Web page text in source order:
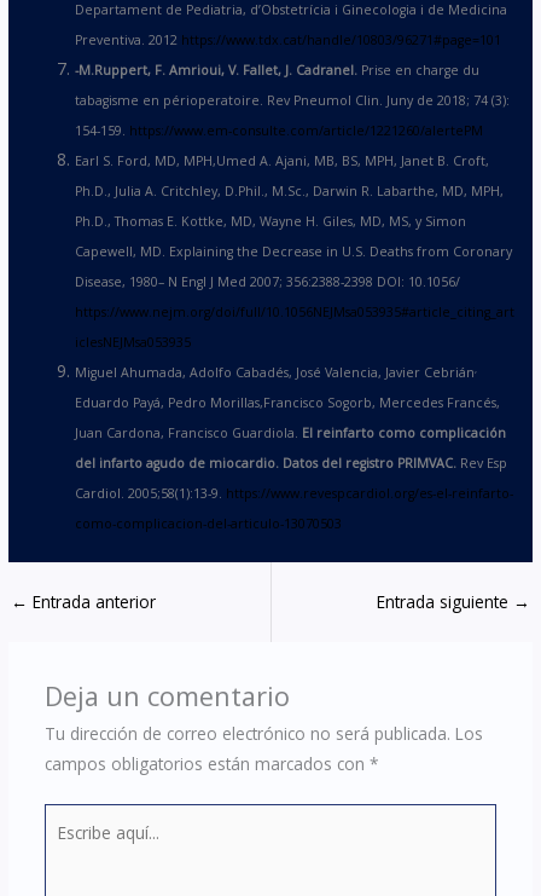
Departament de Pediatria, d’Obstetrícia i Ginecologia i de Medicina
Preventiva. 2012 https://www.tdx.cat/handle/10803/96271#page=101
-M.Ruppert, F. Amrioui, V. Fallet, J. Cadranel. Prise en charge du
tabagisme en périoperatoire. Rev Pneumol Clin. Juny de 2018; 74 (3):
154-159. https://www.em-consulte.com/article/1221260/alertePM
Earl S. Ford, MD, MPH,Umed A. Ajani, MB, BS, MPH, Janet B. Croft,
Ph.D., Julia A. Critchley, D.Phil., M.Sc., Darwin R. Labarthe, MD, MPH,
Ph.D., Thomas E. Kottke, MD, Wayne H. Giles, MD, MS, y Simon
Capewell, MD. Explaining the Decrease in U.S. Deaths from Coronary
Disease, 1980– N Engl J Med 2007; 356:2388-2398 DOI: 10.1056/
https://www.nejm.org/doi/full/10.1056NEJMsa053935#article_citing_art
iclesNEJMsa053935
Miguel Ahumada, Adolfo Cabadés, José Valencia, Javier Cebrián,
Eduardo Payá, Pedro Morillas,Francisco Sogorb, Mercedes Francés,
Juan Cardona, Francisco Guardiola. El reinfarto como complicación
del infarto agudo de miocardio. Datos del registro PRIMVAC. Rev Esp
Cardiol. 2005;58(1):13-9. https://www.revespcardiol.org/es-el-reinfarto-
como-complicacion-del-articulo-13070503
← Entrada anterior Entrada siguiente →
Deja un comentario
Tu dirección de correo electrónico no será publicada. Los
campos obligatorios están marcados con *